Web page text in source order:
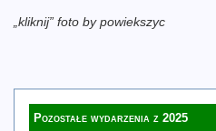
„kliknij” foto by powiekszyc
Pozostałe wydarzenia z 2025